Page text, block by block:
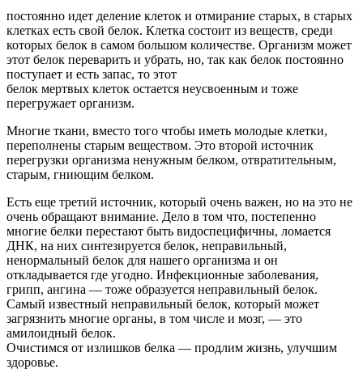
постоянно идет деление клеток и отмирание старых, в старых
клетках есть свой белок. Клетка состоит из веществ, среди
которых белок в самом большом количестве. Организм может
этот белок переварить и убрать, но, так как белок постоянно
поступает и есть запас, то этот
белок мертвых клеток остается неусвоенным и тоже
перегружает организм.
Многие ткани, вместо того чтобы иметь молодые клетки,
переполнены старым веществом. Это второй источник
перегрузки организма ненужным белком, отвратительным,
старым, гниющим белком.
Есть еще третий источник, который очень важен, но на это не
очень обращают внимание. Дело в том что, постепенно
многие белки перестают быть видоспецифичны, ломается
ДНК, на них синтезируется белок, неправильный,
ненормальный белок для нашего организма и он
откладывается где угодно. Инфекционные заболевания,
грипп, ангина — тоже образуется неправильный белок.
Самый известный неправильный белок, который может
загрязнить многие органы, в том числе и мозг, — это
амилоидный белок.
Очистимся от излишков белка — продлим жизнь, улучшим
здоровье.